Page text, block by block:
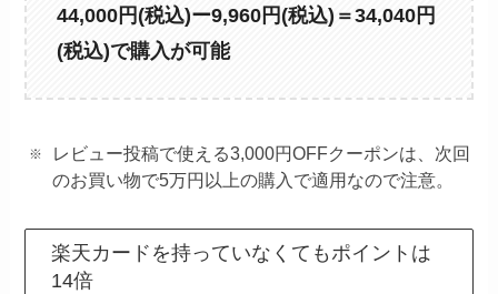
44,000円(税込)ー9,960円(税込)＝34,040円
(税込)で購入が可能
レビュー投稿で使える3,000円OFFクーポンは、次回
のお買い物で5万円以上の購入で適用なので注意。
楽天カードを持っていなくてもポイントは
14倍